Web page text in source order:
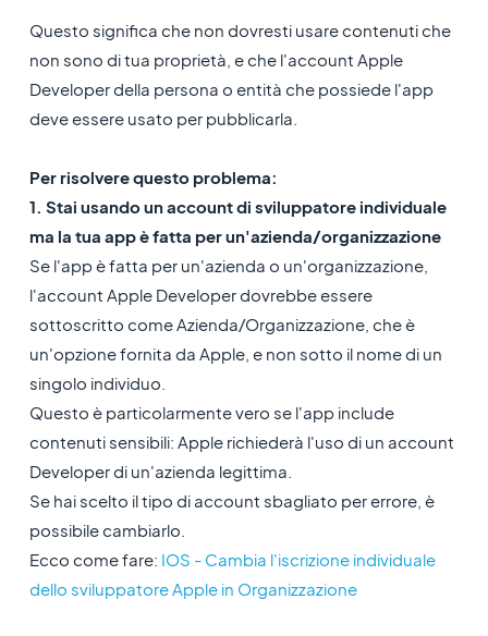
Questo significa che non dovresti usare contenuti che
non sono di tua proprietà, e che l'account Apple
Developer della persona o entità che possiede l'app
deve essere usato per pubblicarla.
Per risolvere questo problema:
1. Stai usando un account di sviluppatore individuale
ma la tua app è fatta per un'azienda/organizzazione
Se l'app è fatta per un'azienda o un'organizzazione,
l'account Apple Developer dovrebbe essere
sottoscritto come Azienda/Organizzazione, che è
un'opzione fornita da Apple, e non sotto il nome di un
singolo individuo.
Questo è particolarmente vero se l'app include
contenuti sensibili: Apple richiederà l'uso di un account
Developer di un'azienda legittima.
Se hai scelto il tipo di account sbagliato per errore, è
possibile cambiarlo.
Ecco come fare: IOS - Cambia l'iscrizione individuale
dello sviluppatore Apple in Organizzazione